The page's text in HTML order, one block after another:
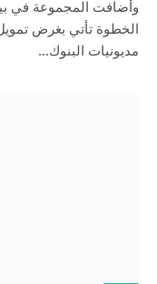
وأضافت المجموعة في
الخطوة تأتي بغرض
مديونيات البنوك…